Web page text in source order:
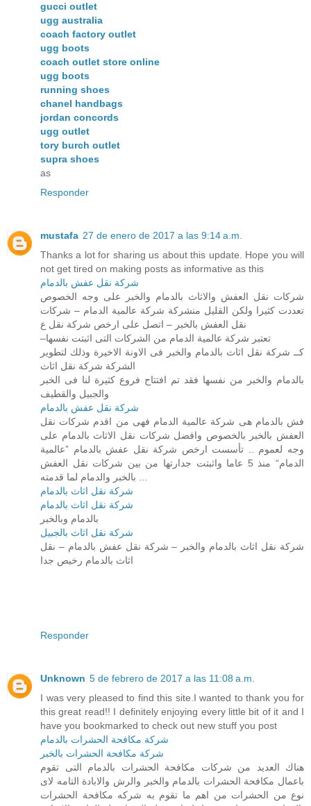
gucci outlet
ugg australia
coach factory outlet
ugg boots
coach outlet store online
ugg boots
running shoes
chanel handbags
jordan concords
ugg outlet
tory burch outlet
supra shoes
as
Responder
mustafa 27 de enero de 2017 a las 9:14 a.m.
Thanks a lot for sharing us about this update. Hope you will
not get tired on making posts as informative as this
شركة نقل عفش بالدمام
شركات نقل العفش والاثاث بالدمام والخبر على وجه الخصوص
تعددت كثيرا ولكن القليل منشركة شركة عالمية الدمام – شركات
نقل العفش بالخبر – اتصل على ارخص شركة نقل ع
–تعتبر شركة عالمية الدمام من الشركات التى اثبتت نفسها
كــ شركة نقل اثاث بالدمام والخبر فى الاونة الاخيرة وذلك لتطوير
الشركة شركة نقل اثاث
بالدمام والخبر من نفسها فقد تم افتتاح فروع كثيرة لنا فى الخبر
والجبيل والقطيف
شركة نقل عفش بالدمام
فش بالدمام هى شركة عالمية الدمام فهى من اقدم شركات نقل
العفش بالخبر بالخصوص وافضل شركات نقل الاثاث بالدمام على
وجه لعموم .. تأسست ارخص شركة نقل عفش بالدمام ”عالمية
الدمام“ منذ 5 عاما واثبتت جدارتها من بين شركات نقل العفش
بالخبر والدمام لما قدمته ...
شركة نقل اثاث بالدمام
شركة نقل اثاث بالدمام
بالدمام وبالخبر
شركة نقل اثاث بالجبيل
شركة نقل اثاث بالدمام والخبر – شركة نقل عفش بالدمام – نقل
اثاث بالدمام رخيص جدا
Responder
Unknown 5 de febrero de 2017 a las 11:08 a.m.
I was very pleased to find this site.I wanted to thank you for
this great read!! I definitely enjoying every little bit of it and I
have you bookmarked to check out new stuff you post
شركة مكافحة الحشرات بالدمام
شركة مكافحة الحشرات بالخبر
هناك العديد من شركات مكافحة الحشرات بالدمام التى تقوم
باعمال مكافحة الحشرات بالدمام والخبر والرش والابادة التامه لاى
نوع من الحشرات من اهم ما تقوم به شركه مكافحة الحشرات